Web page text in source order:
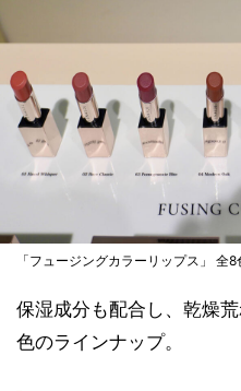
「フュージングカラーリップス」 全
保湿成分も配合し、乾燥
色のラインナップ。